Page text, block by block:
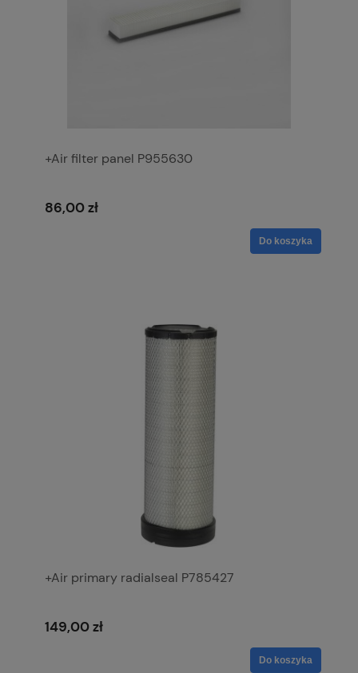
+Air filter panel P955630
86,00 zł
Do koszyka
+Air primary radialseal P785427
149,00 zł
Do koszyka